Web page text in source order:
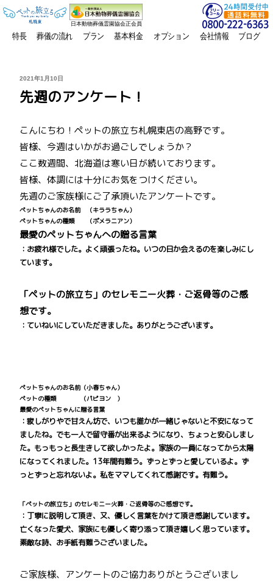
日本動物葬儀霊園協会正会員
特長 葬儀の流れ プラン 基本料金 オプション 会社情報 ブログ
投
日:
2021年1月10日
先週のアンケート！
こんにちわ！ペットの旅立ち札幌東店の高野です。
皆様、今週はいかがお過ごしでしょうか？
ここ数週間、北海道は寒い日が続いております。
皆様、体調には十分にお気をつけください。
先週のご家族様にご了承頂いたアンケートです。
ペットちゃんのお名前 （キララちゃん）
ペットちゃんの種類 （ポメラニアン）
最愛のペットちゃんへの贈る言葉
：お疲れ様でした。よく頑張ったね。いつの日か会えるのを楽しみにし
ています。
「ペットの旅立ち」のセレモニー火葬・ご返骨等のご感
想です。
：ていねいにしていただきました。ありがとうございます。
ペットちゃんのお名前（小春ちゃん）
ペットの種類 （パピヨン ）
最愛のペットちゃんに贈る言葉
：寂しがりやで甘えん坊で、いつも誰かが一緒じゃないと不安になって
ましたね。でも一人で留守番が出来るようになり、ちょっと安心しまし
た。もっもっと長生きして欲しかったよ。家族の一員になってから太陽
になってくれました。13年間有難う。ずっとずっと愛しているよ。ず
っとずっと忘れないよ。私をママしてくれて感謝です。有難う。
「ペットの旅立ち」のセレモニー火葬・ご返骨等のご感想です。
：丁寧に説明して頂き、又、優しく言葉をかけて頂き感謝しています。
亡くなった愛犬、家族にも優しく寄り添って頂き嬉しく思っています。
素敵な詩、お手紙有難うございました。
ご家族様、アンケートのご協力ありがとうございまし